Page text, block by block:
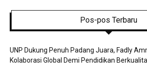
Pos-pos Terbaru
UNP Dukung Penuh Padang Juara, Fadly
Kolaborasi Global Demi Pendidikan